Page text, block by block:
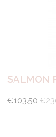
SALMON
€103.50